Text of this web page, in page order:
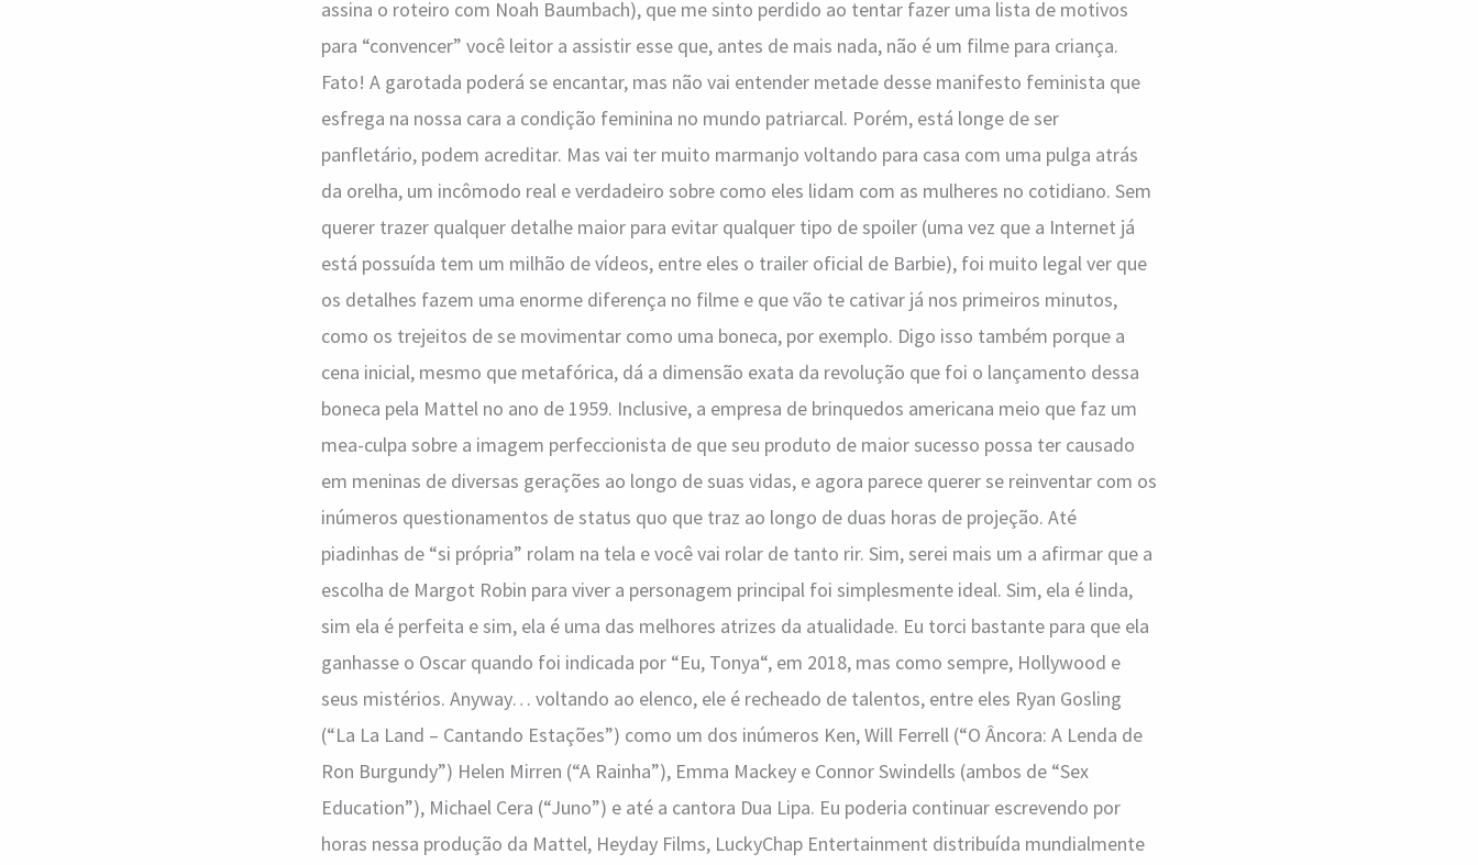
assina o roteiro com Noah Baumbach), que me sinto perdido ao tentar fazer uma lista de motivos
para “convencer” você leitor a assistir esse que, antes de mais nada, não é um filme para criança.
Fato! A garotada poderá se encantar, mas não vai entender metade desse manifesto feminista que
esfrega na nossa cara a condição feminina no mundo patriarcal. Porém, está longe de ser
panfletário, podem acreditar. Mas vai ter muito marmanjo voltando para casa com uma pulga atrás
da orelha, um incômodo real e verdadeiro sobre como eles lidam com as mulheres no cotidiano. Sem
querer trazer qualquer detalhe maior para evitar qualquer tipo de spoiler (uma vez que a Internet já
está possuída tem um milhão de vídeos, entre eles o trailer oficial de Barbie), foi muito legal ver que
os detalhes fazem uma enorme diferença no filme e que vão te cativar já nos primeiros minutos,
como os trejeitos de se movimentar como uma boneca, por exemplo. Digo isso também porque a
cena inicial, mesmo que metafórica, dá a dimensão exata da revolução que foi o lançamento dessa
boneca pela Mattel no ano de 1959. Inclusive, a empresa de brinquedos americana meio que faz um
mea-culpa sobre a imagem perfeccionista de que seu produto de maior sucesso possa ter causado
em meninas de diversas gerações ao longo de suas vidas, e agora parece querer se reinventar com os
inúmeros questionamentos de status quo que traz ao longo de duas horas de projeção. Até
piadinhas de “si própria” rolam na tela e você vai rolar de tanto rir. Sim, serei mais um a afirmar que a
escolha de Margot Robin para viver a personagem principal foi simplesmente ideal. Sim, ela é linda,
sim ela é perfeita e sim, ela é uma das melhores atrizes da atualidade. Eu torci bastante para que ela
ganhasse o Oscar quando foi indicada por “Eu, Tonya“, em 2018, mas como sempre, Hollywood e
seus mistérios. Anyway… voltando ao elenco, ele é recheado de talentos, entre eles Ryan Gosling
(“La La Land – Cantando Estações”) como um dos inúmeros Ken, Will Ferrell (“O Âncora: A Lenda de
Ron Burgundy”) Helen Mirren (“A Rainha”), Emma Mackey e Connor Swindells (ambos de “Sex
Education”), Michael Cera (“Juno”) e até a cantora Dua Lipa. Eu poderia continuar escrevendo por
horas nessa produção da Mattel, Heyday Films, LuckyChap Entertainment distribuída mundialmente